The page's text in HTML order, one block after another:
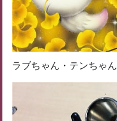
ラブちゃん・テンちゃん